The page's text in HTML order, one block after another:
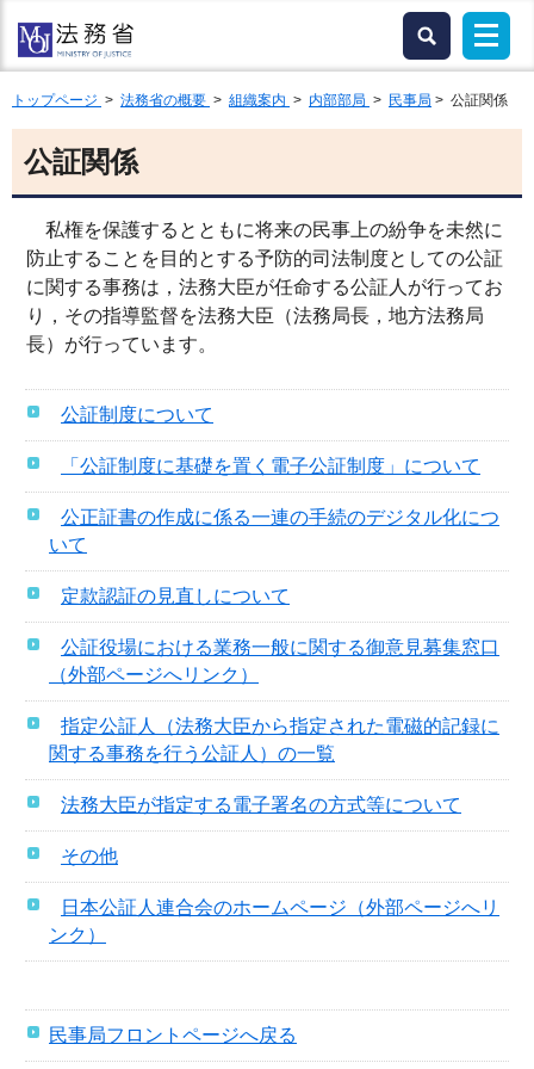
トップページ > 法務省の概要 > 組織案内 > 内部部局 > 民事局 > 公証関係
公証関係
私権を保護するとともに将来の民事上の紛争を未然に
防止することを目的とする予防的司法制度としての公証
に関する事務は，法務大臣が任命する公証人が行ってお
り，その指導監督を法務大臣（法務局長，地方法務局
長）が行っています。
公証制度について
「公証制度に基礎を置く電子公証制度」について
公正証書の作成に係る一連の手続のデジタル化につ
いて
定款認証の見直しについて
公証役場における業務一般に関する御意見募集窓口
（外部ページへリンク）
指定公証人（法務大臣から指定された電磁的記録に
関する事務を行う公証人）の一覧
法務大臣が指定する電子署名の方式等について
その他
日本公証人連合会のホームページ（外部ページへリ
ンク）
民事局フロントページへ戻る